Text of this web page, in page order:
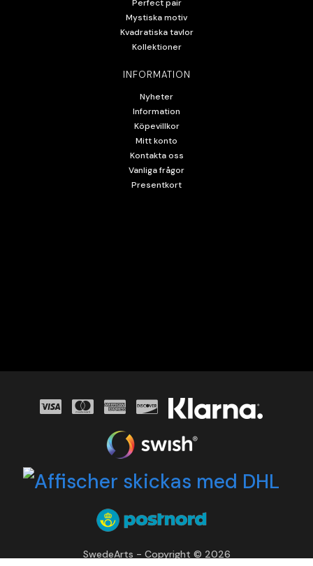
Perfect pair
Mystiska motiv
Kvadratiska tavlor
Kollektioner
INFORMATION
Nyheter
Information
Köpevillkor
Mitt konto
Kontakta oss
Vanliga frågor
Presentkort
SwedeArts - Copyright © 2026